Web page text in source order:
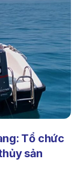
Tổ chức
sản